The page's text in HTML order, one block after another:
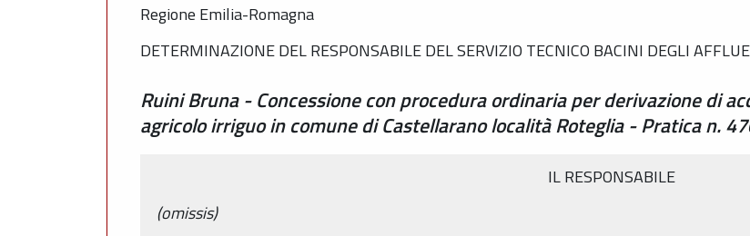
Regione Emilia-Romagna
DETERMINAZIONE DEL RESPONSABILE DEL SERVIZIO TECNICO BACINI DEGLI
Ruini Bruna - Concessione con procedura ordinaria per derivazione di
agricolo irriguo in comune di Castellarano località Roteglia - Pratica n.
IL RESPONSABILE
(omissis)